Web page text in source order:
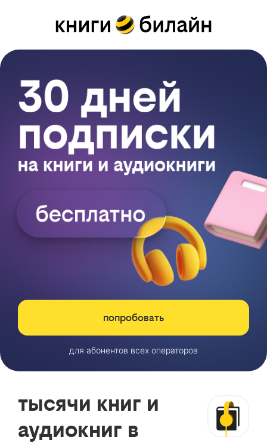
попробовать
для абонентов всех операторов
тысячи книг и
аудиокниг в